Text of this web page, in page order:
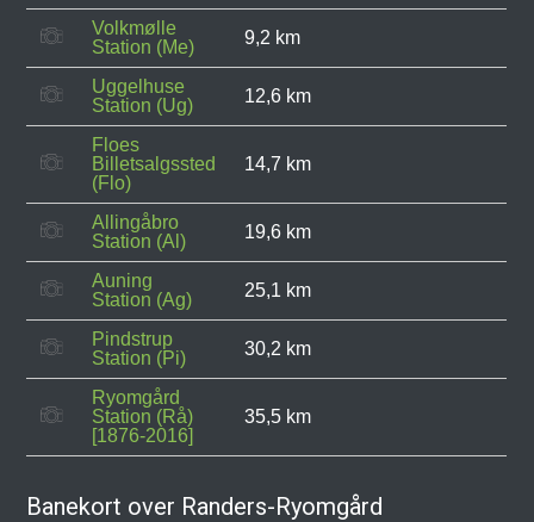
Volkmølle
Station (Me)
9,2 km
Uggelhuse
Station (Ug)
12,6 km
Floes
Billetsalgssted
(Flo)
14,7 km
Allingåbro
Station (Al)
19,6 km
Auning
Station (Ag)
25,1 km
Pindstrup
Station (Pi)
30,2 km
Ryomgård
Station (Rå)
[1876-2016]
35,5 km
Banekort over Randers-Ryomgård